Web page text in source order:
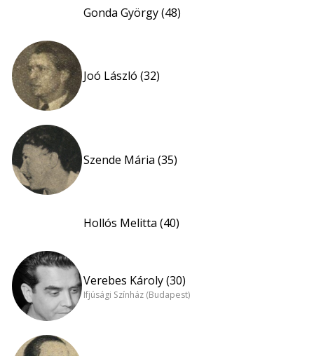
Gonda György (48)
Joó László (32)
Szende Mária (35)
Hollós Melitta (40)
Verebes Károly (30)
Ifjúsági Színház (Budapest)